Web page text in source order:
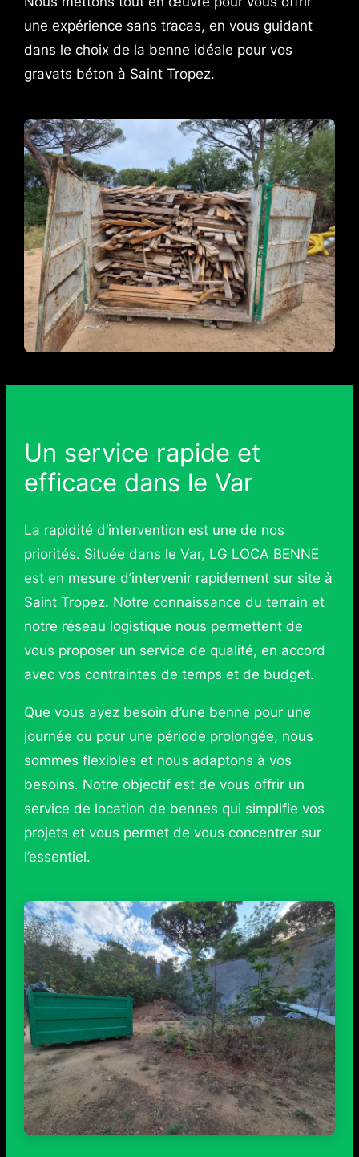
une expérience sans tracas, en vous guidant
dans le choix de la benne idéale pour vos
gravats béton à Saint Tropez.
Un service rapide et
efficace dans le Var
La rapidité d’intervention est une de nos
priorités. Située dans le Var, LG LOCA BENNE
est en mesure d’intervenir rapidement sur site à
Saint Tropez. Notre connaissance du terrain et
notre réseau logistique nous permettent de
vous proposer un service de qualité, en accord
avec vos contraintes de temps et de budget.
Que vous ayez besoin d’une benne pour une
journée ou pour une période prolongée, nous
sommes flexibles et nous adaptons à vos
besoins. Notre objectif est de vous offrir un
service de location de bennes qui simplifie vos
projets et vous permet de vous concentrer sur
l’essentiel.